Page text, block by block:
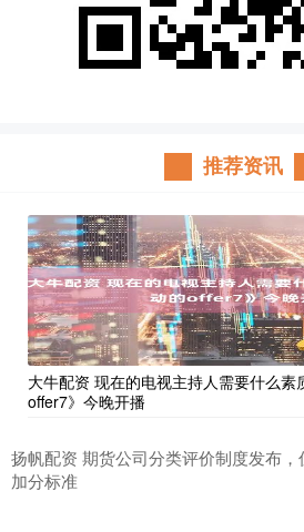
推荐资讯
大牛配资 现在的电视主持人需要什么素
offer7》今晚开播
扬帆配资 期货公司分类评价制度发布，
加分标准